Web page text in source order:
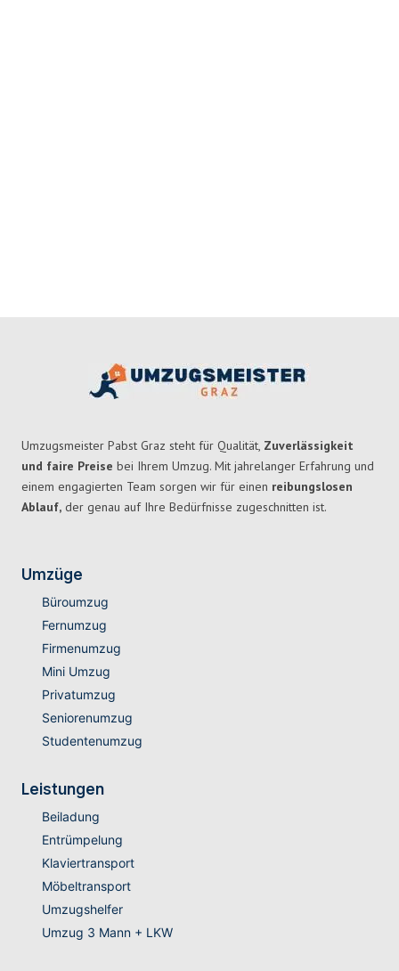
Umzugsmeister Pabst Graz steht für Qualität, Zuverlässigkeit
und faire Preise bei Ihrem Umzug. Mit jahrelanger Erfahrung und
einem engagierten Team sorgen wir für einen reibungslosen
Ablauf, der genau auf Ihre Bedürfnisse zugeschnitten ist.
Umzüge
Büroumzug
Fernumzug
Firmenumzug
Mini Umzug
Privatumzug
Seniorenumzug
Studentenumzug
Leistungen
Beiladung
Entrümpelung
Klaviertransport
Möbeltransport
Umzugshelfer
Umzug 3 Mann + LKW